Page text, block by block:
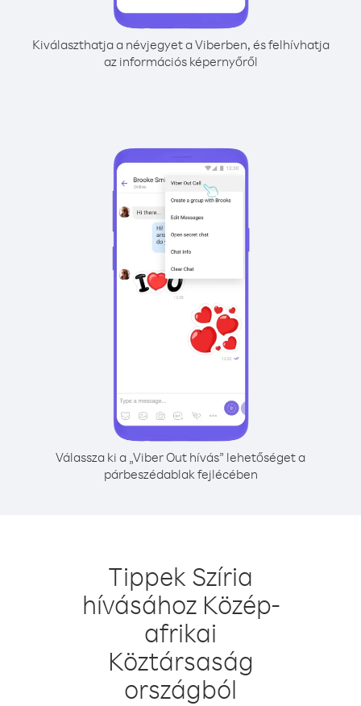
Kiválaszthatja a névjegyet a Viberben, és felhívhatja
az információs képernyőről
Válassza ki a „Viber Out hívás” lehetőséget a
párbeszédablak fejlécében
Tippek Szíria
hívásához Közép-
afrikai
Köztársaság
országból